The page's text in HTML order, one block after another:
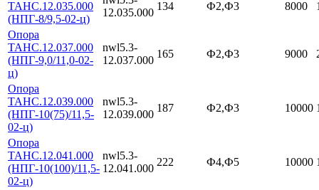
ТАНС.12.035.000
(НПГ-8/9,5-02-ц)
12.035.000
134 Ф2,Ф3 8000
Опора
ТАНС.12.037.000
(НПГ-9,0/11,0-02-
ц)
nwl5.3-
12.037.000
165 Ф2,Ф3 9000
Опора
ТАНС.12.039.000
(НПГ-10(75)/11,5-
02-ц)
nwl5.3-
12.039.000
187 Ф2,Ф3 10000
Опора
ТАНС.12.041.000
(НПГ-10(100)/11,5-
02-ц)
nwl5.3-
12.041.000
222 Ф4,Ф5 10000